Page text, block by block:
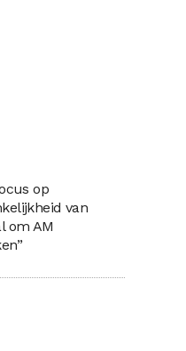
op
van
om AM